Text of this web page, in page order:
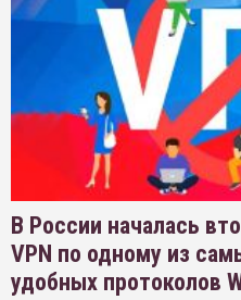
В России началась
VPN по одному из
удобных протоколов